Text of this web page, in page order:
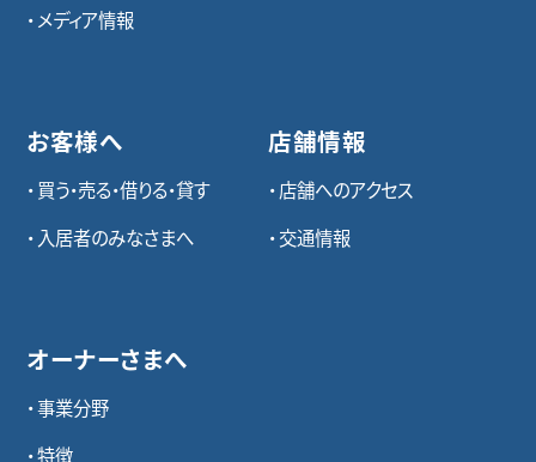
メディア情報
お客様へ
買う・売る・借りる・貸す
入居者のみなさまへ
オーナーさまへ
事業分野
特徴
店舗情報
店舗へのアクセス
交通情報